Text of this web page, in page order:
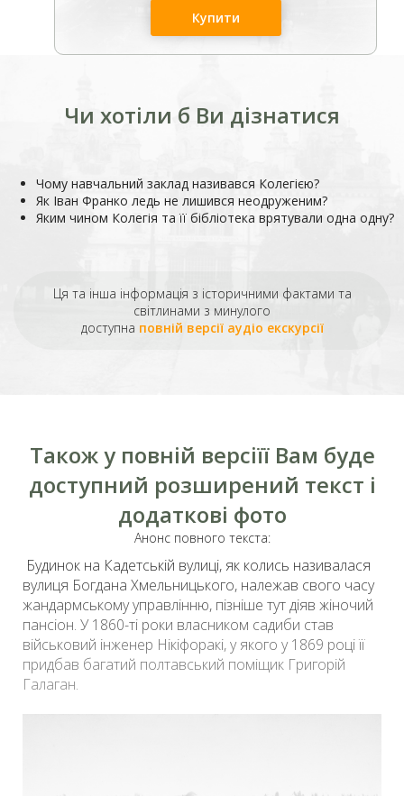
Купити
Чи хотіли б Ви дізнатися
Чому навчальний заклад називався Колегією?
Як Іван Франко ледь не лишився неодруженим?
Яким чином Колегія та її бібліотека врятували одна одну?
Ця та інша інформація з історичними фактами та
світлинами з минулого
доступна повній версії аудіо екскурсії
Також у повній версіїї Вам буде
доступний розширений текст і
додаткові фото
Анонс повного текста:
Будинок на Кадетській вулиці, як колись називалася
вулиця Богдана Хмельницького, належав свого часу
жандармському управлінню, пізніше тут діяв жіночий
пансіон. У 1860-ті роки власником садиби став
військовий інженер Нікіфоракі, у якого у 1869 році її
придбав багатий полтавський поміщик Григорій
Галаган.